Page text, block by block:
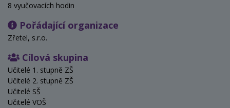
8 vyučovacích hodin
Pořádající organizace
Zřetel, s.r.o.
Cílová skupina
Učitelé 1. stupně ZŠ
Učitelé 2. stupně ZŠ
Učitelé SŠ
Učitelé VOŠ